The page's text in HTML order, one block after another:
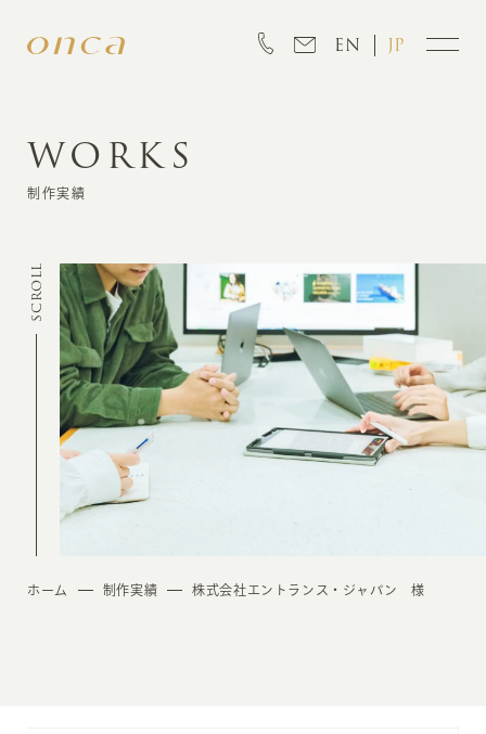
EN JP
INFORMATION
CREATION
MARKETING
WORKS
制作実績
SCROLL
ホーム 制作実績 株式会社エントランス・ジャパン 様